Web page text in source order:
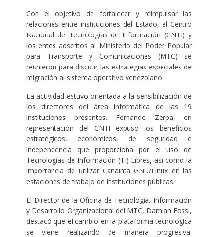
Con el objetivo de fortalecer y reimpulsar las
relaciones entre instituciones del Estado, el Centro
Nacional de Tecnologías de Información (CNTI) y
los entes adscritos al Ministerio del Poder Popular
para Transporte y Comunicaciones (MTC) se
reunieron para discutir las estrategias especiales de
migración al sistema operativo venezolano.
La actividad estuvo orientada a la sensibilización de
los directores del área Informática de las 19
instituciones presentes. Fernando Zerpa, en
representación del CNTI expuso los beneficios
estratégicos, económicos, de seguridad e
independencia que proporciona por el uso de
Tecnologías de Información (TI) Libres, así como la
importancia de utilizar Canaima GNU/Linux en las
estaciones de trabajo de instituciones públicas.
El Director de la Oficina de Tecnología, Información
y Desarrollo Organizacional del MTC, Damian Fossi,
destacó que el cambio en la plataforma tecnológica
se viene realizando de manera progresiva.